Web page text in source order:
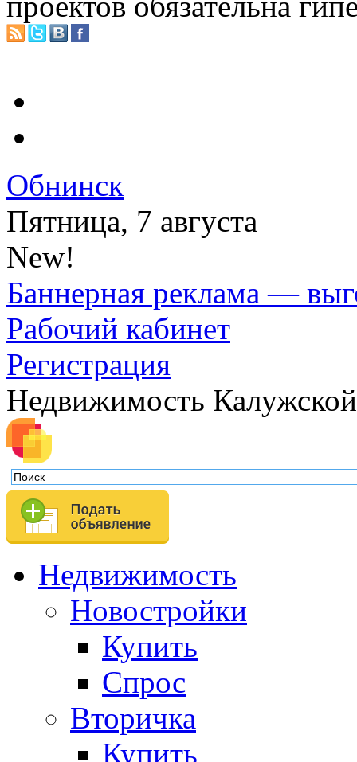
Обнинск
Пятница, 7 августа
New!
Баннерная реклама —
Рабочий кабинет
Регистрация
Недвижимость
Недвижимость
Новостройки
Купить
Спрос
Вторичка
Купить